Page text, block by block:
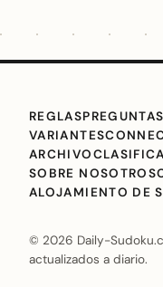
REGLAS
VARIANTES
ARCHIVO
SOBRE NOSOTROS
ALOJAMIENTO DE
© 2026 Daily-
actualizados a diario.